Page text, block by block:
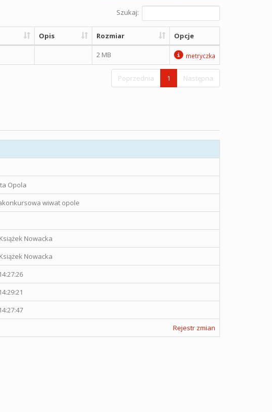
Szukaj:
Opis Rozmiar Opcje
2 MB metryczka
Poprzednia 1 Następna
Opola
wiwat opole
Nowacka
Nowacka
Rejestr zmian